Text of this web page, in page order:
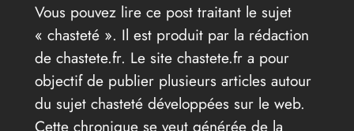
Vous pouvez lire ce post traitant le sujet
« chasteté ». Il est produit par la rédaction
de chastete.fr. Le site chastete.fr a pour
objectif de publier plusieurs articles autour
du sujet chasteté développées sur le web.
Cette chronique se veut générée de la